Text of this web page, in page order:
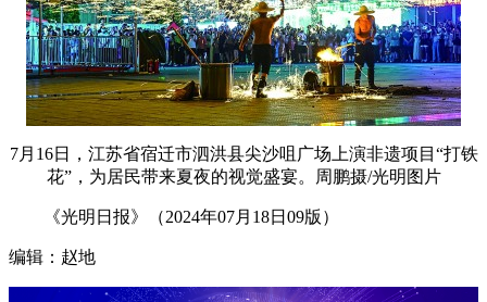
7月16日，江苏省宿迁市泗洪县尖沙咀广场上演非遗项目“打铁
花”，为居民带来夏夜的视觉盛宴。周鹏摄/光明图片
《光明日报》（2024年07月18日09版）
编辑：赵地